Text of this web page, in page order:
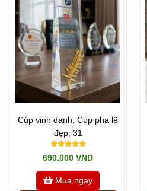
Cúp vinh danh, Cúp pha lê
đẹp, 31
690.000 VND
Mua ngay